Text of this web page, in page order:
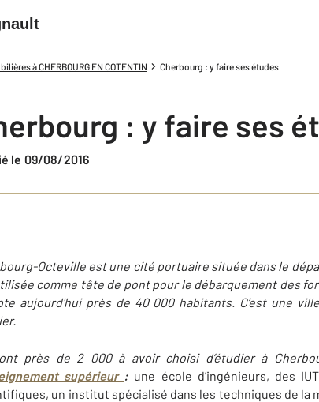
à CHERBOURG EN COTENTIN Cherbourg : y faire ses études
: y faire ses
le 09/08/2016
Octeville est une cité portuaire située dans le
comme tête de pont pour le débarquement des
aujourd'hui près de 40 000 habitants. C’est une
près de 2 000 à avoir choisi d’étudier à
supérieur : une école d’ingénieurs, des
un institut spécialisé dans les techniques de la